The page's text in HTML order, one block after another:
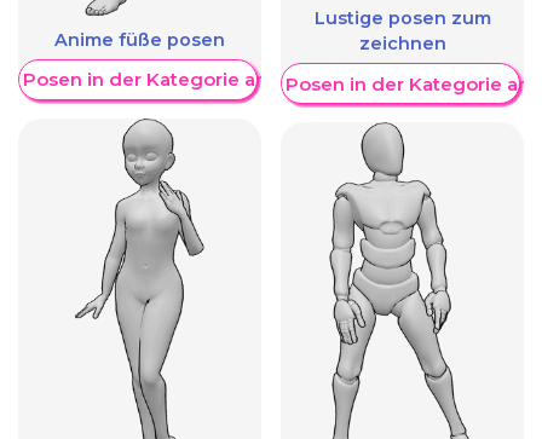
Anime füße posen
Posen in der Kategorie anzeigen
Lustige posen zum
zeichnen
Weitere Posen in der Kategorie